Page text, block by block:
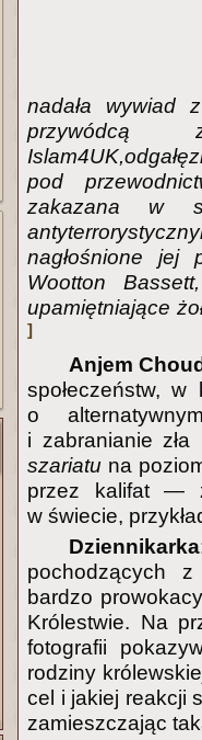
nadała wywiad
przywódcą
pod
zakazana w
nagłośnione jej
Wootton
upamiętniające
]
Anjem
społeczeństw,
o
i zabranianie
szariatu na
przez kalifat —
w świecie,
Dziennikarka
pochodzących
bardzo
Królestwie. Na
fotografii
rodziny
cel i jakiej reakcji
zamieszczając